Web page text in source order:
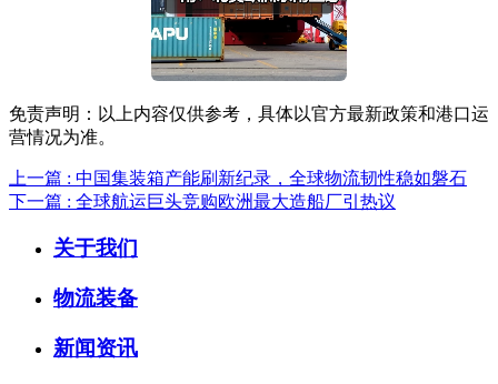
免责声明：以上内容仅供参考，具体以官方最新政策和港口运
营情况为准。
上一篇 : 中国集装箱产能刷新纪录，全球物流韧性稳如磐石
下一篇 : 全球航运巨头竞购欧洲最大造船厂引热议
关于我们
物流装备
新闻资讯